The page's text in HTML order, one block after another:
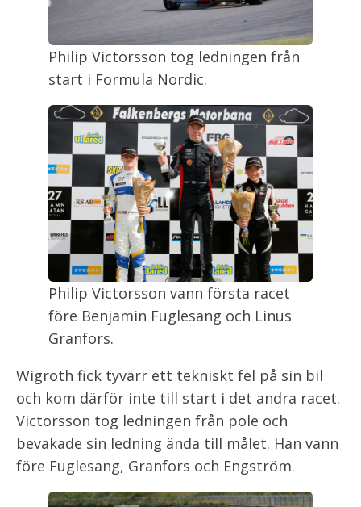
Philip Victorsson tog ledningen från
start i Formula Nordic.
Philip Victorsson vann första racet
före Benjamin Fuglesang och Linus
Granfors.
Wigroth fick tyvärr ett tekniskt fel på sin bil
och kom därför inte till start i det andra racet.
Victorsson tog ledningen från pole och
bevakade sin ledning ända till målet. Han vann
före Fuglesang, Granfors och Engström.